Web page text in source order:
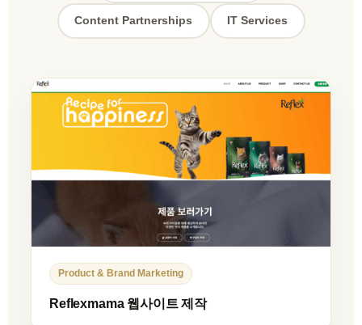
Content Partnerships IT Services
Product & Brand Marketing
Reflexmama 웹사이트 제작